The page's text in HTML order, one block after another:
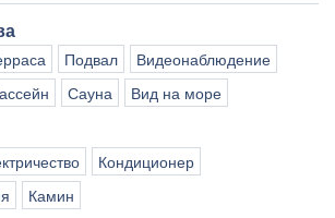
Подвал
Видеонаблюдение
Сауна Вид на море
Кондиционер
Камин